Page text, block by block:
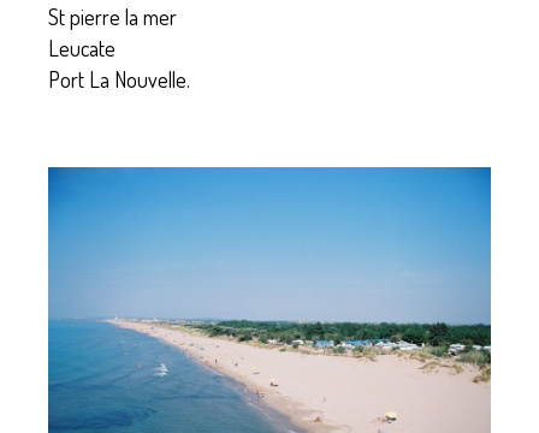
St pierre la mer
Leucate
Port La Nouvelle.